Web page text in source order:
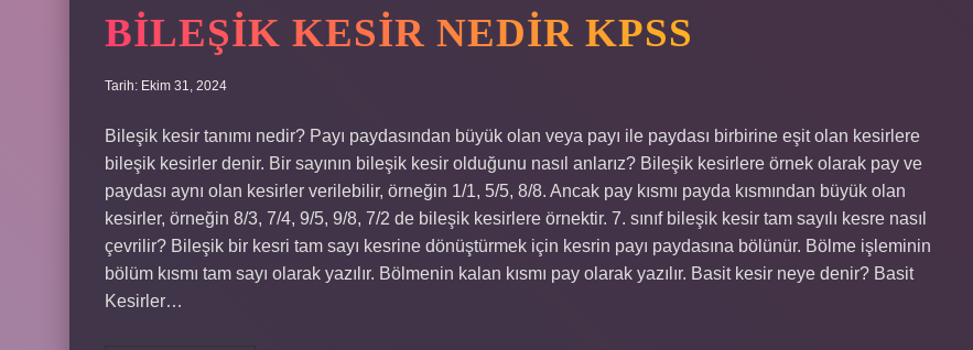
BILEŞIK KESIR NEDIR KPSS
Tarih: Ekim 31, 2024
Bileşik kesir tanımı nedir? Payı paydasından büyük olan veya payı ile paydası birbirine eşit olan kesirlere
bileşik kesirler denir. Bir sayının bileşik kesir olduğunu nasıl anlarız? Bileşik kesirlere örnek olarak pay ve
paydası aynı olan kesirler verilebilir, örneğin 1/1, 5/5, 8/8. Ancak pay kısmı payda kısmından büyük olan
kesirler, örneğin 8/3, 7/4, 9/5, 9/8, 7/2 de bileşik kesirlere örnektir. 7. sınıf bileşik kesir tam sayılı kesre nasıl
çevrilir? Bileşik bir kesri tam sayı kesrine dönüştürmek için kesrin payı paydasına bölünür. Bölme işleminin
bölüm kısmı tam sayı olarak yazılır. Bölmenin kalan kısmı pay olarak yazılır. Basit kesir neye denir? Basit
Kesirler…